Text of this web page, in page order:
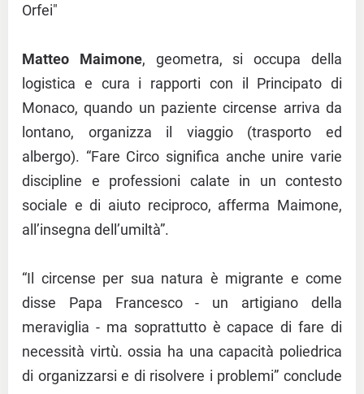
Orfei"
Matteo Maimone, geometra, si occupa della
logistica e cura i rapporti con il Principato di
Monaco, quando un paziente circense arriva da
lontano, organizza il viaggio (trasporto ed
albergo). “Fare Circo significa anche unire varie
discipline e professioni calate in un contesto
sociale e di aiuto reciproco, afferma Maimone,
all’insegna dell’umiltà”.
“Il circense per sua natura è migrante e come
disse Papa Francesco - un artigiano della
meraviglia - ma soprattutto è capace di fare di
necessità virtù. ossia ha una capacità poliedrica
di organizzarsi e di risolvere i problemi” conclude